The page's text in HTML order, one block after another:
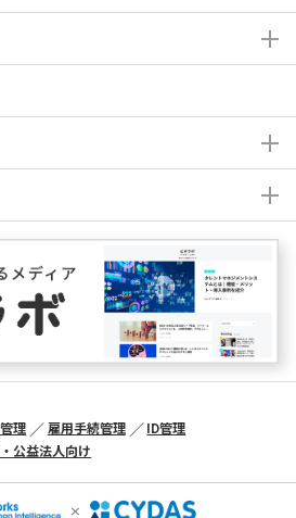
理 雇用手続管理
ID管理
公益法人向け
×